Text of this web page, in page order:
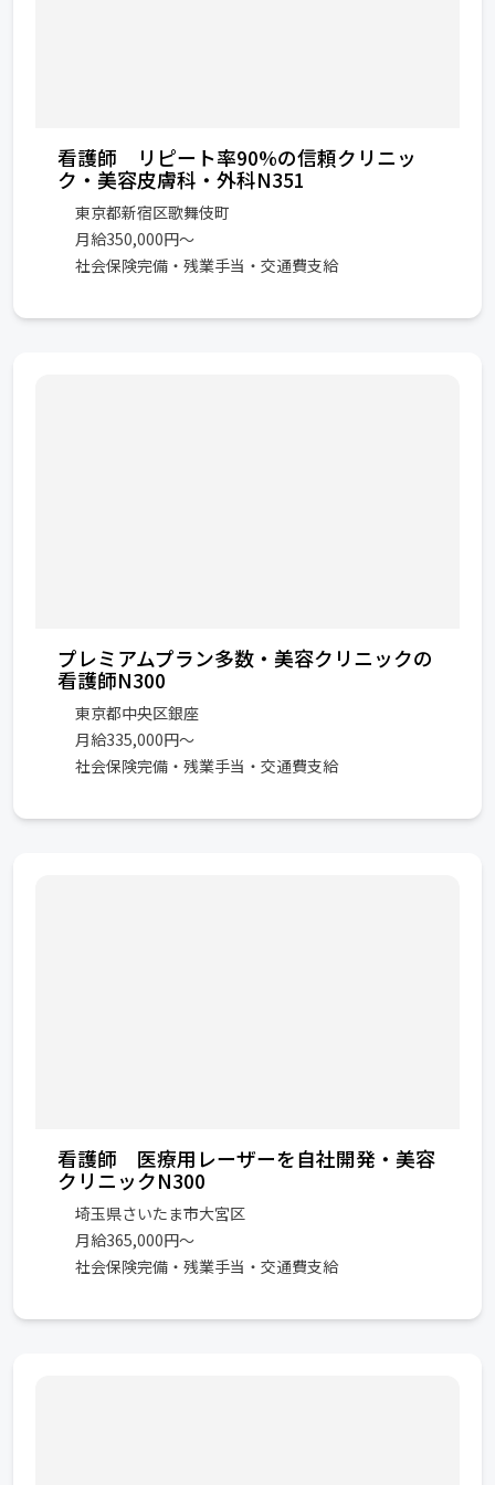
看護師 リピート率90%の信頼クリニッ
ク・美容皮膚科・外科N351
東京都新宿区歌舞伎町
月給350,000円～
社会保険完備・残業手当・交通費支給
プレミアムプラン多数・美容クリニックの
看護師N300
東京都中央区銀座
月給335,000円～
社会保険完備・残業手当・交通費支給
看護師 医療用レーザーを自社開発・美容
クリニックN300
埼玉県さいたま市大宮区
月給365,000円～
社会保険完備・残業手当・交通費支給